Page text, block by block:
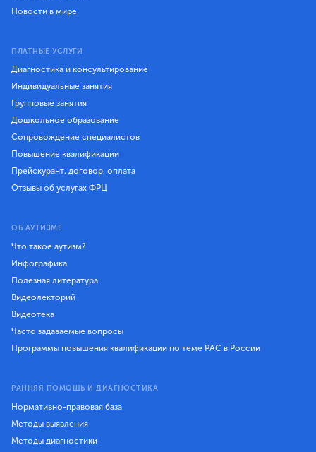
Новости в мире
ПЛАТНЫЕ УСЛУГИ
Диагностика и консультирование
Индивидуальные занятия
Групповые занятия
Дошкольное образование
Сопровождение специалистов
Повышение квалификации
Прейскурант, договор, оплата
Отзывы об услугах ФРЦ
ОБ АУТИЗМЕ
Что такое аутизм?
Инфографика
Полезная литература
Видеолекторий
Видеотека
Часто задаваемые вопросы
Программы повышения квалификации по теме РАС в России
РАННЯЯ ПОМОЩЬ И ДИАГНОСТИКА
Нормативно-правовая база
Методы выявления
Методы диагностики